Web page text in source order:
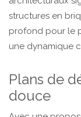
structures en
profond pour le
une dynamique
Plans de
douce